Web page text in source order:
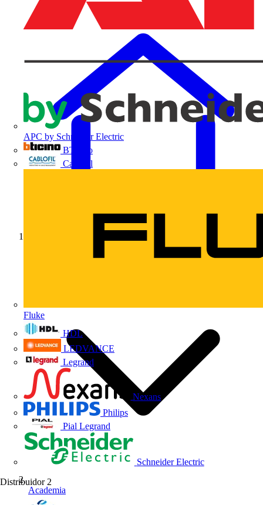
APC by Schneider Electric
BTicino
Cablofil
Fluke
HDL
LEDVANCE
Legrand
Nexans
Philips
Pial Legrand
Schneider Electric
Distribuidor 2
Academia